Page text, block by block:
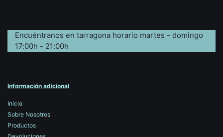
Encuéntranos en tarragona horario martes - domingo
17:00h - 21:00h
Información adicional
Inicio
Sobre Nosotros
Productos